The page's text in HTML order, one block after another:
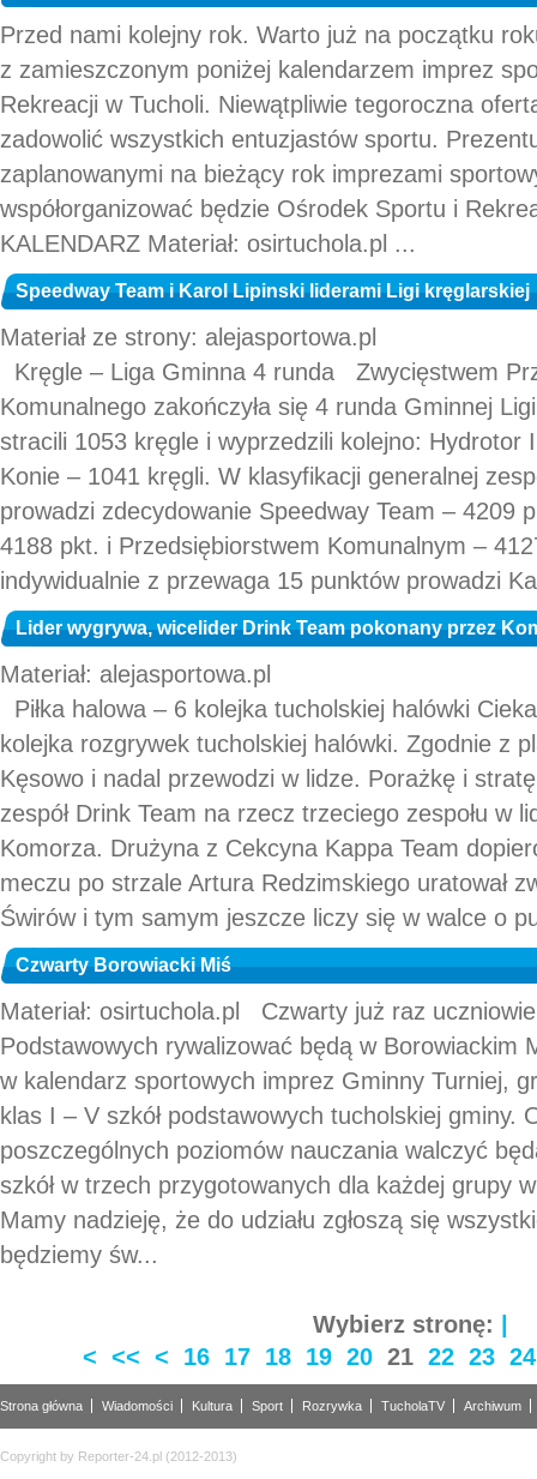
Przed nami kolejny rok. Warto już na początku
z zamieszczonym poniżej kalendarzem imprez
Rekreacji w Tucholi. Niewątpliwie tegoroczna
zadowolić wszystkich entuzjastów sportu.
zaplanowanymi na bieżący rok imprezami
współorganizować będzie Ośrodek Sportu i
KALENDARZ Materiał: osirtuchola.pl ...
Speedway Team i Karol Lipinski liderami Ligi kręglarskiej
Materiał ze strony: alejasportowa.pl
Kręgle – Liga Gminna 4 runda Zwycięstwem
Komunalnego zakończyła się 4 runda Gminnej
stracili 1053 kręgle i wyprzedzili kolejno: Hydrotor
Konie – 1041 kręgli. W klasyfikacji generalnej
prowadzi zdecydowanie Speedway Team – 4209
4188 pkt. i Przedsiębiorstwem Komunalnym –
indywidualnie z przewaga 15 punktów prowadzi
Lider wygrywa, wicelider Drink Team pokonany przez
Materiał: alejasportowa.pl
Piłka halowa – 6 kolejka tucholskiej halówki
kolejka rozgrywek tucholskiej halówki. Zgodnie z
Kęsowo i nadal przewodzi w lidze. Porażkę i
zespół Drink Team na rzecz trzeciego zespołu w
Komorza. Drużyna z Cekcyna Kappa Team
meczu po strzale Artura Redzimskiego uratował
Świrów i tym samym jeszcze liczy się w walce o
Czwarty Borowiacki Miś
Materiał: osirtuchola.pl Czwarty już raz uczniowie
Podstawowych rywalizować będą w Borowiackim
w kalendarz sportowych imprez Gminny Turniej,
klas I – V szkół podstawowych tucholskiej gminy.
poszczególnych poziomów nauczania walczyć
szkół w trzech przygotowanych dla każdej grupy
Mamy nadzieję, że do udziału zgłoszą się
będziemy św...
Wybierz stronę: |
< << < 16 17 18 19 20 21 22 23 24
Strona główna Wiadomości Kultura Sport Rozrywka TucholaTV Archiwum
Copyright by Reporter-24.pl (2012-2013)